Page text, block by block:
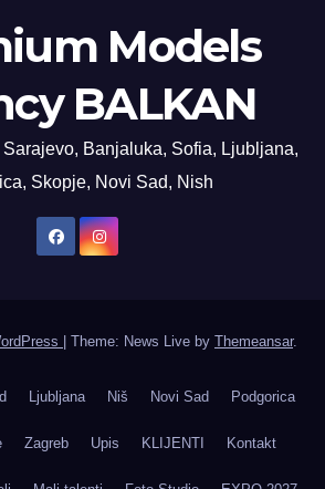
Models
BALKAN
Banjaluka, Sofia, Ljubljana,
Skopje, Novi Sad, Nish
Theme: News Live by Themeansar.
Ljubljana Niš Novi Sad Podgorica
Zagreb Upis KLIJENTI Kontakt